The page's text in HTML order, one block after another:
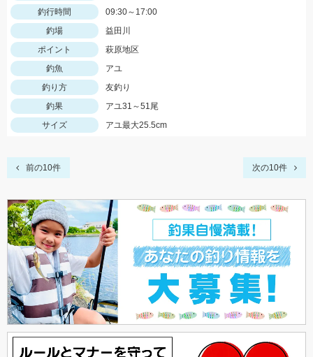
釣行時間
09:30～17:00
釣場
益田川
ポイント
萩原地区
釣魚
アユ
釣り方
友釣り
釣果
アユ31～51尾
サイズ
アユ最大25.5cm
前の10件 次の10件